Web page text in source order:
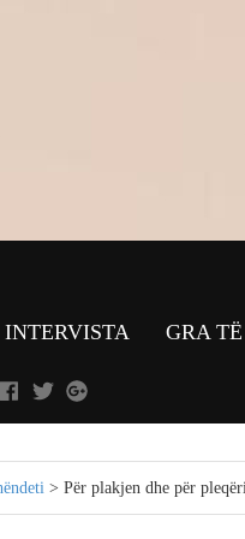
INTERVISTA GRA
> Për plakjen dhe për